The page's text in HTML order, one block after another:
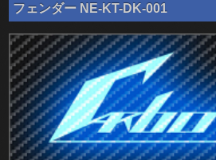
フェンダー NE-KT-DK-001